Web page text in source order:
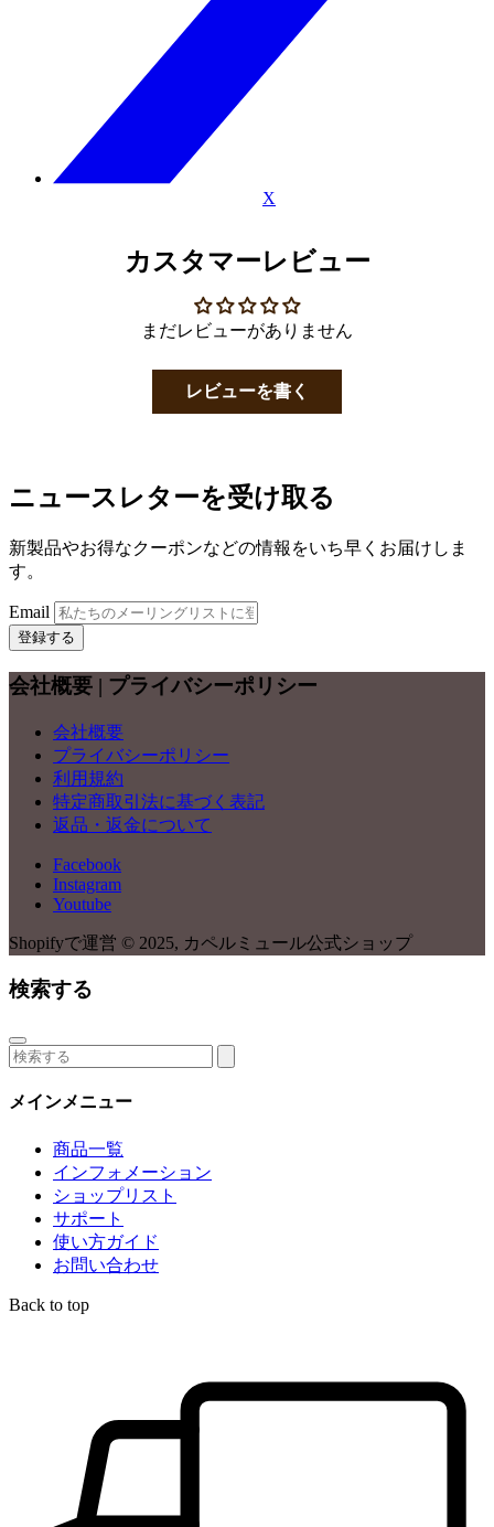
X
カスタマーレビュー
まだレビューがありません
レビューを書く
ニュースレターを受け取る
新製品やお得なクーポンなどの情報をいち早くお届けしま
す。
Email
登録する
会社概要 | プライバシーポリシー
会社概要
プライバシーポリシー
利用規約
特定商取引法に基づく表記
返品・返金について
Facebook
Instagram
Youtube
Shopifyで運営 © 2025, カペルミュール公式ショップ
検索する
メインメニュー
商品一覧
インフォメーション
ショップリスト
サポート
使い方ガイド
お問い合わせ
Back to top